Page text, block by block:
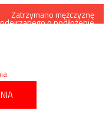
Zatrzymano mężczyznę
o podłożenie